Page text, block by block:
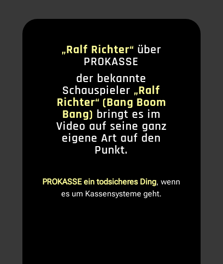
„Ralf Richter“ über
PROKASSE
der bekannte
Schauspieler„Ralf
Richter“ (Bang Boom
Bang) bringt es im
Video auf seine ganz
eigene Art auf den
Punkt.
PROKASSE ein todsicheres Ding, wenn
es um Kassensysteme geht.